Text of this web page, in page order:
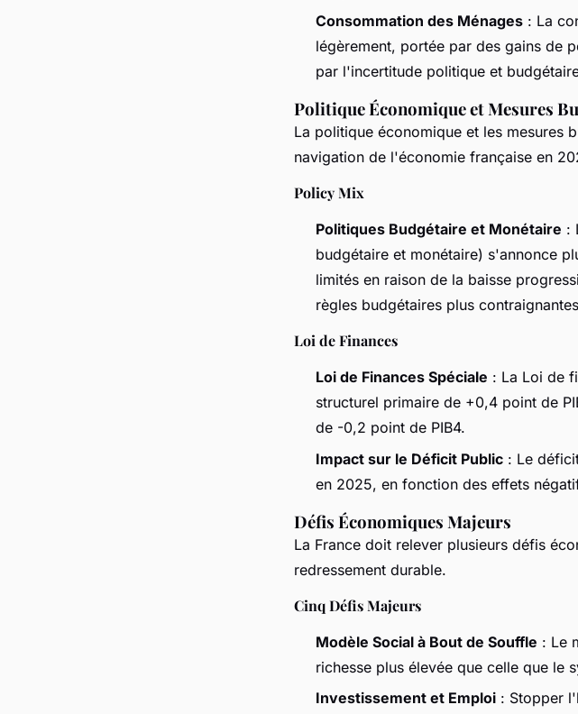
Consommation des Ménages : La
légèrement, portée par des gains de
par l'incertitude politique et
Politique Économique et Mesures
La politique économique et les mesures
navigation de l'économie française en
Policy Mix
Politiques Budgétaire et Monétaire :
budgétaire et monétaire) s'annonce
limités en raison de la baisse
règles budgétaires plus
Loi de Finances
Loi de Finances Spéciale : La Loi de
structurel primaire de +0,4 point de
de -0,2 point de PIB4.
Impact sur le Déficit Public : Le
en 2025, en fonction des effets
Défis Économiques Majeurs
La France doit relever plusieurs défis
redressement durable.
Cinq Défis Majeurs
Modèle Social à Bout de Souffle : Le
richesse plus élevée que celle que le
Investissement et Emploi : Stopper